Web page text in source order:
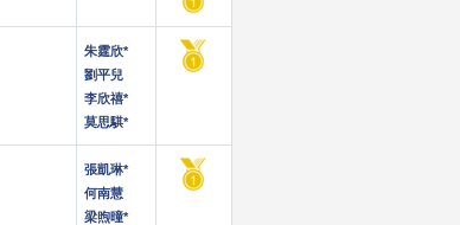
朱霆欣*
劉平兒
李欣禧*
莫思騏*
張凱琳*
何南慧
梁煦曈*